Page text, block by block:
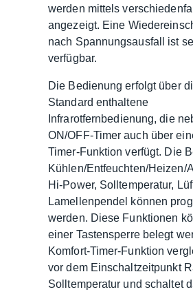
werden mittels
angezeigt. Eine
nach Spannungsausfall ist
verfügbar.
Die Bedienung erfolgt über
Standard enthaltene
Infrarotfernbedienung, die
ON/OFF-Timer auch über
Timer-Funktion verfügt. Die
Kühlen/Entfeuchten/Heizen/
Hi-Power, Solltemperatur,
Lamellenpendel können
werden. Diese Funktionen
einer Tastensperre belegt
Komfort-Timer-Funktion
vor dem Einschaltzeitpunkt
Solltemperatur und schaltet